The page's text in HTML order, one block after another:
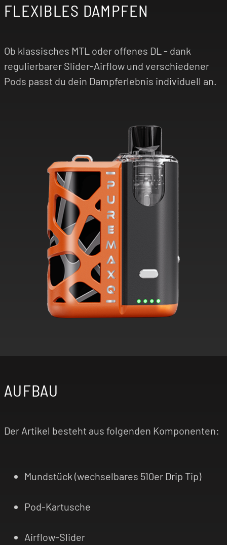
FLEXIBLES DAMPFEN
Ob klassisches MTL oder offenes DL - dank
regulierbarer Slider-Airflow und verschiedener
Pods passt du dein Dampferlebnis individuell an.
AUFBAU
Der Artikel besteht aus folgenden Komponenten:
Mundstück (wechselbares 510er Drip Tip)
Pod-Kartusche
Airflow-Slider